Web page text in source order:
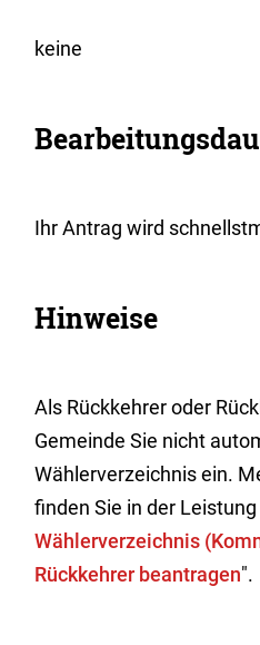
keine
Ihr Antrag wird
Hinweise
Als Rückkehrer oder
Gemeinde Sie nicht
Wählerverzeichnis ein.
finden Sie in der Leistung
Wählerverzeichnis
Rückkehrer beantragen".